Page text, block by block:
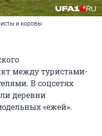
и коровы
между туристами-
В соцсетях
деревни
«ежей».